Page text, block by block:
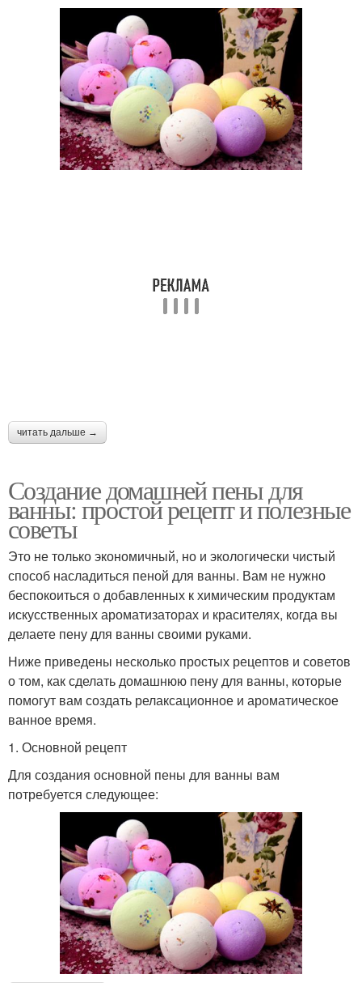
читать дальше →
Создание домашней пены для
ванны: простой рецепт и полезные
советы
Это не только экономичный, но и экологически чистый
способ насладиться пеной для ванны. Вам не нужно
беспокоиться о добавленных к химическим продуктам
искусственных ароматизаторах и красителях, когда вы
делаете пену для ванны своими руками.
Ниже приведены несколько простых рецептов и советов
о том, как сделать домашнюю пену для ванны, которые
помогут вам создать релаксационное и ароматическое
ванное время.
1. Основной рецепт
Для создания основной пены для ванны вам
потребуется следующее: